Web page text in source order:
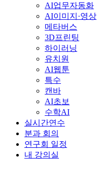
AI업무자동화
AI이미지·영상
메타버스
3D프린팅
하이러닝
유치원
AI웹툰
특수
캔바
AI초보
수학AI
실시간연수
분과 회의
연구회 일정
내 강의실